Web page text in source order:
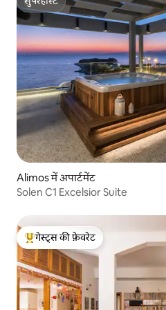
सुपरहोस्ट
Alimos में अपार्टमेंट
Solen C1 Excelsior Suite
गेस्ट्स का टॉप फ़ेवरेट
गेस्ट्स की फ़ेवरेट